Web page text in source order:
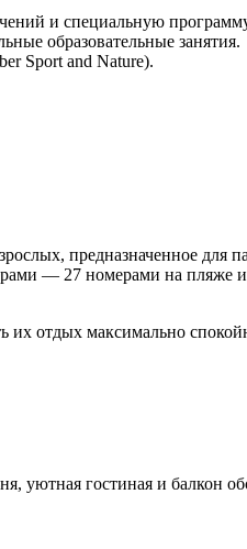
и специальную
образовательные занятия.
Sport and Nature).
предназначенное
— 27 номерами на пляже
их отдых максимально
уютная гостиная и балкон